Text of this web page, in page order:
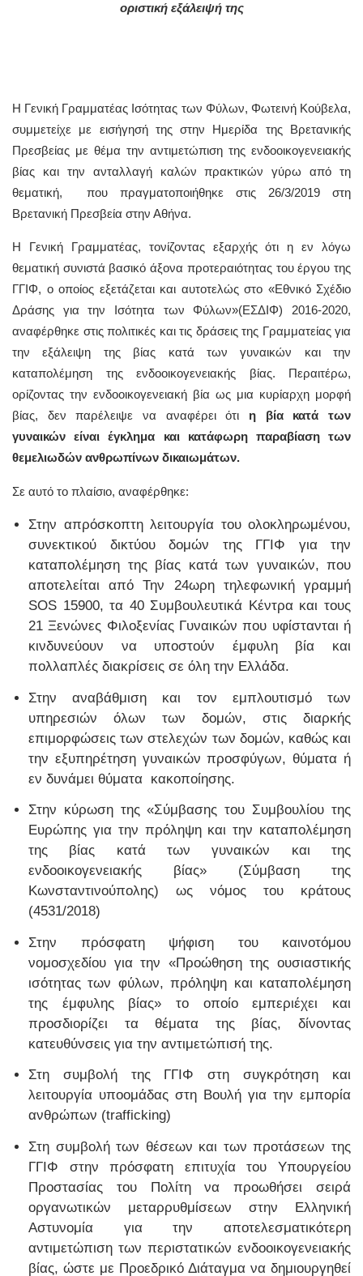
οριστική εξάλειψή της
Η Γενική Γραμματέας Ισότητας των Φύλων, Φωτεινή Κούβελα,
συμμετείχε με εισήγησή της στην Ημερίδα της Βρετανικής
Πρεσβείας με θέμα την αντιμετώπιση της ενδοοικογενειακής
βίας και την ανταλλαγή καλών πρακτικών γύρω από τη
θεματική, που πραγματοποιήθηκε στις 26/3/2019 στη
Βρετανική Πρεσβεία στην Αθήνα.
Η Γενική Γραμματέας, τονίζοντας εξαρχής ότι η εν λόγω
θεματική συνιστά βασικό άξονα προτεραιότητας του έργου της
ΓΓΙΦ, ο οποίος εξετάζεται και αυτοτελώς στο «Εθνικό Σχέδιο
Δράσης για την Ισότητα των Φύλων»(ΕΣΔΙΦ) 2016-2020,
αναφέρθηκε στις πολιτικές και τις δράσεις της Γραμματείας για
την εξάλειψη της βίας κατά των γυναικών και την
καταπολέμηση της ενδοοικογενειακής βίας. Περαιτέρω,
ορίζοντας την ενδοοικογενειακή βία ως μια κυρίαρχη μορφή
βίας, δεν παρέλειψε να αναφέρει ότι η βία κατά των
γυναικών είναι έγκλημα και κατάφωρη παραβίαση των
θεμελιωδών ανθρωπίνων δικαιωμάτων.
Σε αυτό το πλαίσιο, αναφέρθηκε:
Στην απρόσκοπτη λειτουργία του ολοκληρωμένου,
συνεκτικού δικτύου δομών της ΓΓΙΦ για την
καταπολέμηση της βίας κατά των γυναικών, που
αποτελείται από Την 24ωρη τηλεφωνική γραμμή
SOS 15900, τα 40 Συμβουλευτικά Κέντρα και τους
21 Ξενώνες Φιλοξενίας Γυναικών που υφίστανται ή
κινδυνεύουν να υποστούν έμφυλη βία και
πολλαπλές διακρίσεις σε όλη την Ελλάδα.
Στην αναβάθμιση και τον εμπλουτισμό των
υπηρεσιών όλων των δομών, στις διαρκής
επιμορφώσεις των στελεχών των δομών, καθώς και
την εξυπηρέτηση γυναικών προσφύγων, θύματα ή
εν δυνάμει θύματα κακοποίησης.
Στην κύρωση της «Σύμβασης του Συμβουλίου της
Ευρώπης για την πρόληψη και την καταπολέμηση
της βίας κατά των γυναικών και της
ενδοοικογενειακής βίας» (Σύμβαση της
Κωνσταντινούπολης) ως νόμος του κράτους
(4531/2018)
Στην πρόσφατη ψήφιση του καινοτόμου
νομοσχεδίου για την «Προώθηση της ουσιαστικής
ισότητας των φύλων, πρόληψη και καταπολέμηση
της έμφυλης βίας» το οποίο εμπεριέχει και
προσδιορίζει τα θέματα της βίας, δίνοντας
κατευθύνσεις για την αντιμετώπισή της.
Στη συμβολή της ΓΓΙΦ στη συγκρότηση και
λειτουργία υποομάδας στη Βουλή για την εμπορία
ανθρώπων (trafficking)
Στη συμβολή των θέσεων και των προτάσεων της
ΓΓΙΦ στην πρόσφατη επιτυχία του Υπουργείου
Προστασίας του Πολίτη να προωθήσει σειρά
οργανωτικών μεταρρυθμίσεων στην Ελληνική
Αστυνομία για την αποτελεσματικότερη
αντιμετώπιση των περιστατικών ενδοοικογενειακής
βίας, ώστε με Προεδρικό Διάταγμα να δημιουργηθεί